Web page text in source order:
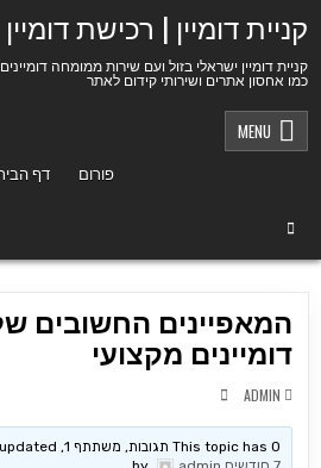
קניית דומיין | רכישת
קניית דומיין ישראלי בזול ועם שירות ממומחה
כמו אחסון אתרים ושירותי קידום לאתר
MENU
דף
פורום
המאפיינים החשובים
דומיינים מקצועי
ADMIN
This topic has 0 תגובות, משתתף 1, and was last updated